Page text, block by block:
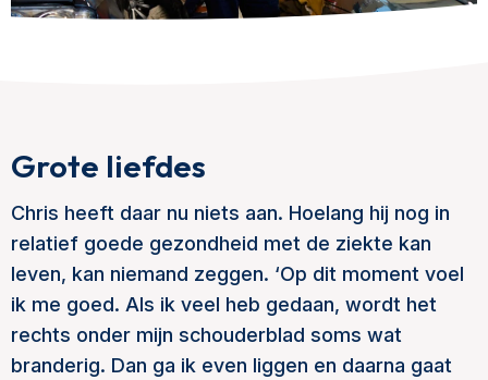
Grote liefdes
Chris heeft daar nu niets aan. Hoelang hij nog in
relatief goede gezondheid met de ziekte kan
leven, kan niemand zeggen. ‘Op dit moment voel
ik me goed. Als ik veel heb gedaan, wordt het
rechts onder mijn schouderblad soms wat
branderig. Dan ga ik even liggen en daarna gaat